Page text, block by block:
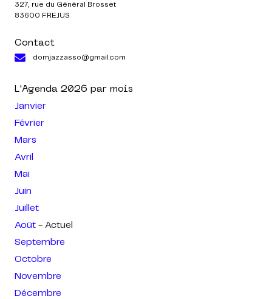
327, rue du Général Brosset
83600 FREJUS
Contact
domjazzasso@gmail.com
L'Agenda 2026 par mois
Janvier
Février
Mars
Avril
Mai
Juin
Juillet
Août - Actuel
Septembre
Octobre
Novembre
Décembre